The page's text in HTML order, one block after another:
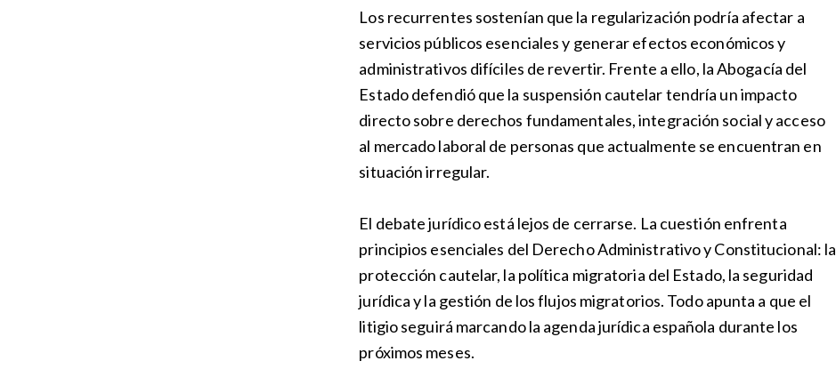
Los recurrentes sostenían que la regularización podría afectar a
servicios públicos esenciales y generar efectos económicos y
administrativos difíciles de revertir. Frente a ello, la Abogacía del
Estado defendió que la suspensión cautelar tendría un impacto
directo sobre derechos fundamentales, integración social y acceso
al mercado laboral de personas que actualmente se encuentran en
situación irregular.
El debate jurídico está lejos de cerrarse. La cuestión enfrenta
principios esenciales del Derecho Administrativo y Constitucional: la
protección cautelar, la política migratoria del Estado, la seguridad
jurídica y la gestión de los flujos migratorios. Todo apunta a que el
litigio seguirá marcando la agenda jurídica española durante los
próximos meses.